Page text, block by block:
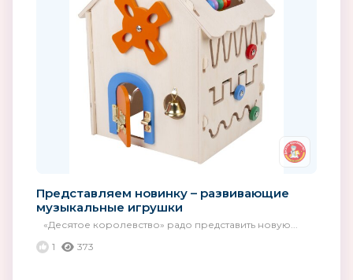
Представляем новинку – развивающие
музыкальные игрушки
«Десятое королевство» радо представить новую...
1
373